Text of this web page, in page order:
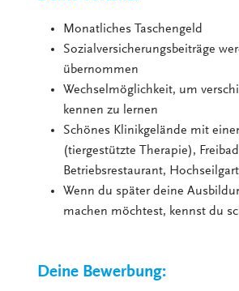
Monatliches Taschengeld
Sozialversicherungsbeiträge
übernommen
Wechselmöglichkeit, um
kennen zu lernen
Schönes Klinikgelände mit
(tiergestützte Therapie),
Betriebsrestaurant,
Wenn du später deine
machen möchtest, kennst du
Deine Bewerbung: